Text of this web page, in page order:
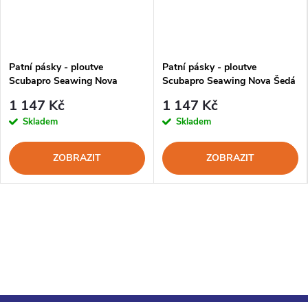
Patní pásky - ploutve
Scubapro Seawing Nova
1 147 Kč
Skladem
ZOBRAZIT
Patní pásky - ploutve
Scubapro Seawing Nova Šedá
1 147 Kč
Skladem
ZOBRAZIT